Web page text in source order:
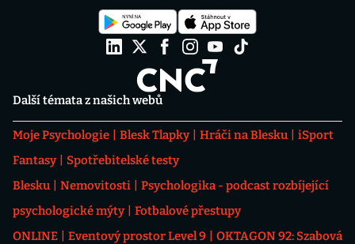
Další témata z našich webů
Moje Psychologie Blesk Tlapky Hráči na Blesku
iSport
Fantasy
Spotřebitelské testy
Blesku
Nemovitosti
Psychologika - podcast rozbíjející
psychologické mýty
Fotbalové přestupy
ONLINE
Eventový prostor Level 9
OKTAGON 92: Szabová